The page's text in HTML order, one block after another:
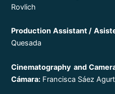
Rovlich
Production Assistant /
Quesada
Cinematography and
Cámara: Francisca Sáez